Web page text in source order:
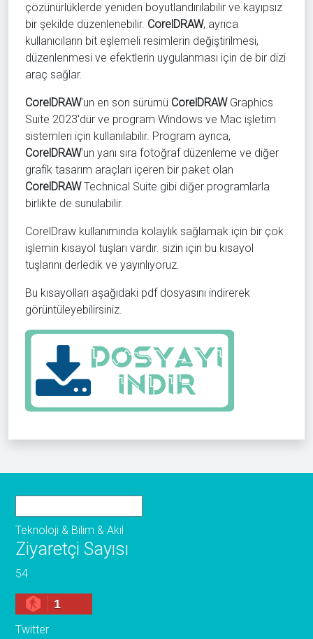
çözünürlüklerde yeniden boyutlandırılabilir ve kayıpsız
bir şekilde düzenlenebilir. CorelDRAW, ayrıca
kullanıcıların bit eşlemeli resimlerin değiştirilmesi,
düzenlenmesi ve efektlerin uygulanması için de bir dizi
araç sağlar.
CorelDRAW'un en son sürümü CorelDRAWGraphics
Suite 2023'dür ve program Windows ve Mac işletim
sistemleri için kullanılabilir. Program ayrıca,
CorelDRAW'un yanı sıra fotoğraf düzenleme ve diğer
grafik tasarım araçları içeren bir paket olan
CorelDRAWTechnical Suite gibi diğer programlarla
birlikte de sunulabilir.
CorelDraw kullanımında kolaylık sağlamak için bir çok
işlemin kısayol tuşları vardır. sizin için bu kısayol
tuşlarını derledik ve yayınlıyoruz.
Bu kısayolları aşağıdaki pdf dosyasını indirerek
görüntüleyebilirsiniz.
Teknoloji & Bilim & Akıl
Ziyaretçi Sayısı
54
1
Twitter